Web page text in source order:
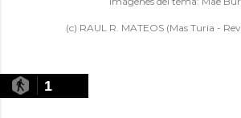
(c) RAUL R. MATEOS (Mas Turia -
1